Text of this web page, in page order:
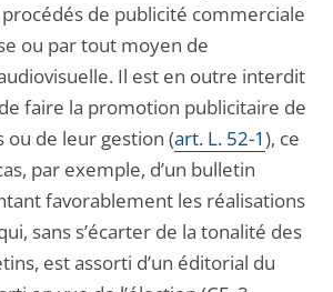
de publicité commerciale
ou par tout moyen de
Il est en outre interdit
faire la promotion publicitaire de
ou de leur gestion (art. L. 52-1), ce
par exemple, d’un bulletin
favorablement les réalisations
sans s’écarter de la tonalité des
est assorti d’un éditorial du